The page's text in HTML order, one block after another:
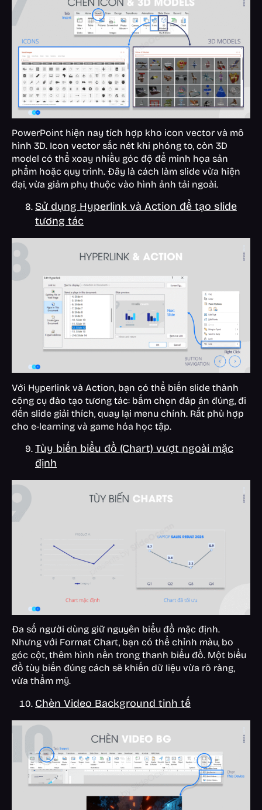
PowerPoint hiện nay tích hợp kho icon vector và mô
hình 3D. Icon vector sắc nét khi phóng to, còn 3D
model có thể xoay nhiều góc độ để minh họa sản
phẩm hoặc quy trình. Đây là cách làm slide vừa hiện
đại, vừa giảm phụ thuộc vào hình ảnh tải ngoài.
Sử dụng Hyperlink và Action để tạo slide
tương tác
Với Hyperlink và Action, bạn có thể biến slide thành
công cụ đào tạo tương tác: bấm chọn đáp án đúng, đi
đến slide giải thích, quay lại menu chính. Rất phù hợp
cho e-learning và game hóa học tập.
Tùy biến biểu đồ (Chart) vượt ngoài mặc
định
Đa số người dùng giữ nguyên biểu đồ mặc định.
Nhưng với Format Chart, bạn có thể chỉnh màu, bo
góc cột, thêm hình nền trong thanh biểu đồ. Một biểu
đồ tùy biến đúng cách sẽ khiến dữ liệu vừa rõ ràng,
vừa thẩm mỹ.
Chèn Video Background tinh tế